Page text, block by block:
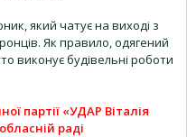
який чатує на виході з
Як правило, одягений
виконує будівельні роботи
партії «УДАР Віталія
раді